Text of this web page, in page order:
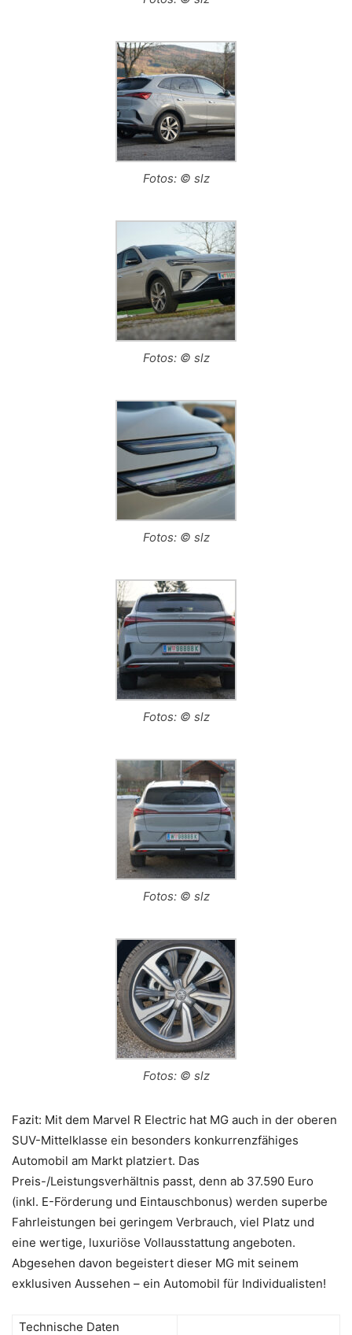
Fotos: © slz
Fotos: © slz
Fotos: © slz
Fotos: © slz
Fotos: © slz
Fotos: © slz
Fazit: Mit dem Marvel R Electric hat MG auch in der oberen
SUV-Mittelklasse ein besonders konkurrenzfähiges
Automobil am Markt platziert. Das
Preis-/Leistungsverhältnis passt, denn ab 37.590 Euro
(inkl. E-Förderung und Eintauschbonus) werden superbe
Fahrleistungen bei geringem Verbrauch, viel Platz und
eine wertige, luxuriöse Vollausstattung angeboten.
Abgesehen davon begeistert dieser MG mit seinem
exklusiven Aussehen – ein Automobil für Individualisten!
Technische Daten